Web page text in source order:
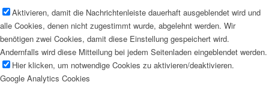
Aktivieren, damit die Nachrichtenleiste dauerhaft ausgeblendet wird und
alle Cookies, denen nicht zugestimmt wurde, abgelehnt werden. Wir
benötigen zwei Cookies, damit diese Einstellung gespeichert wird.
Andernfalls wird diese Mitteilung bei jedem Seitenladen eingeblendet werden.
Hier klicken, um notwendige Cookies zu aktivieren/deaktivieren.
Google Analytics Cookies